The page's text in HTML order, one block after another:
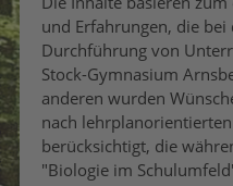
und Erfahrungen, die bei
Durchführung von
Stock-Gymnasium
anderen wurden
nach
berücksichtigt, die
"Biologie im